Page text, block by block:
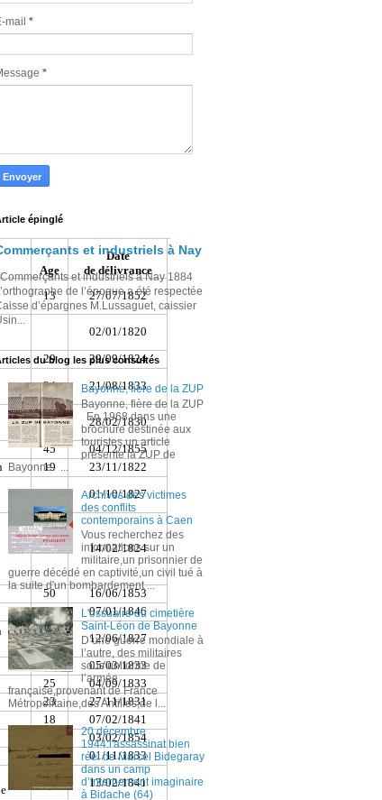
mail *
*
épinglé
et industriels à Nay
et industriels à Nay 1884
de l’époque a été respectée
d’épargnes M.Lussaguet, caissier
du blog les plus consultés
Bayonne, fière de la ZUP
Bayonne, fière de la ZUP
En 1968,dans une
brochure destinée aux
touristes,un article
présente la ZUP de
Bayonne. ...
Archives des victimes
des conflits
contemporains à Caen
Vous recherchez des
informations sur un
militaire,un prisonnier de
guerre décédé en captivité,un civil tué à
la suite d'un bombardement ...
L'ossuaire du cimetière
Saint-Léon de Bayonne
D’une guerre mondiale à
l’autre, des militaires
sous uniforme de
l’armée
française,provenant de France
Métropolitaine,des Antilles,de l...
20 décembre
1944:l'assassinat bien
réel de Marcel Bidegaray
dans un camp
d’internement imaginaire
à Bidache (64)